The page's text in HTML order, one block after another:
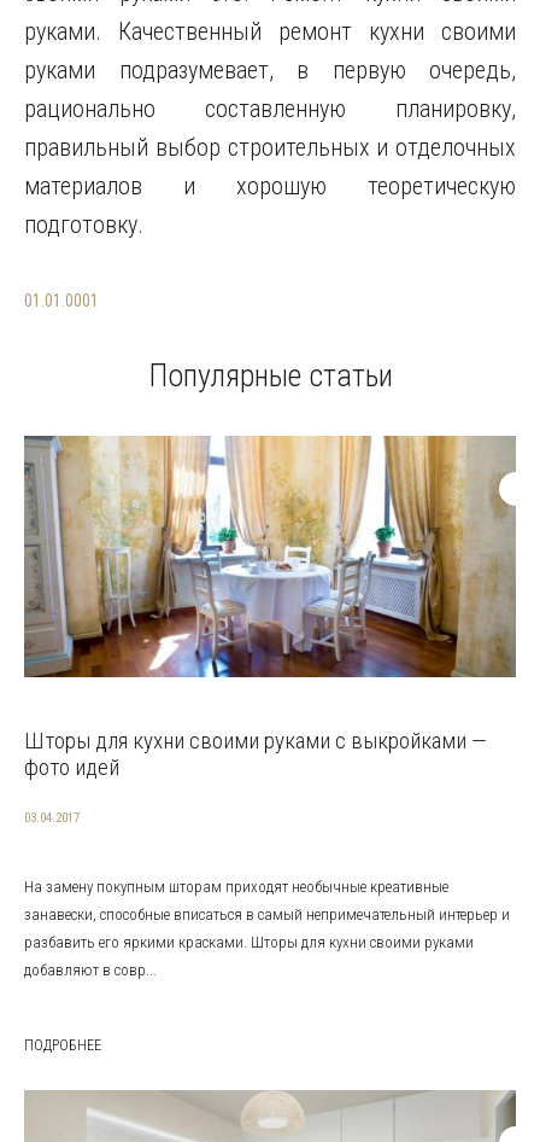
руками. Качественный ремонт кухни своими
руками подразумевает, в первую очередь,
рационально составленную планировку,
правильный выбор строительных и отделочных
материалов и хорошую теоретическую
подготовку.
01.01.0001
Популярные статьи
Шторы для кухни своими руками с выкройками —
фото идей
03.04.2017
На замену покупным шторам приходят необычные креативные
занавески, способные вписаться в самый непримечательный интерьер и
разбавить его яркими красками. Шторы для кухни своими руками
добавляют в совр...
ПОДРОБНЕЕ